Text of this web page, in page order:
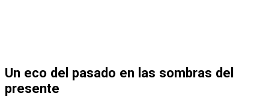
Un eco del pasado en las sombras del
presente